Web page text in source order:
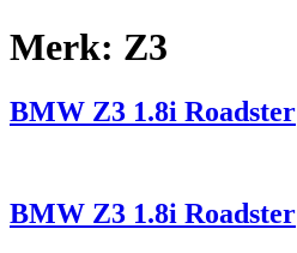
Merk: Z3
BMW Z3 1.8i Roadster
BMW Z3 1.8i Roadster